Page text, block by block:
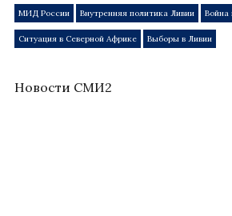
МИД России Внутренняя политика Ливии Война
Ситуация в Северной Африке Выборы в Ливии
Новости СМИ2